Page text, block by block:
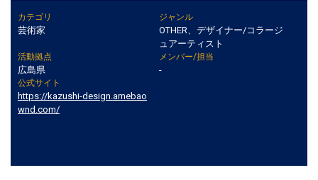
カテゴリ
芸術家
ジャンル
OTHER、デザイナー/コラージ
ュアーティスト
活動拠点
広島県
メンバー/担当
-
公式サイト
https://kazushi-design.amebao
wnd.com/